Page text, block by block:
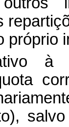
próprio
à